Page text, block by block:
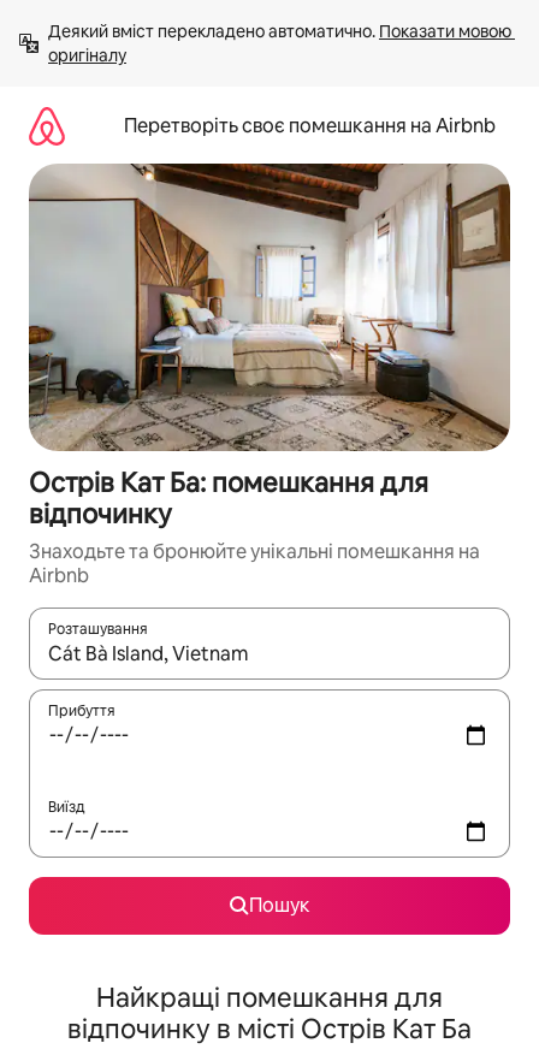
вмісту
Деякий вміст перекладено автоматично. Показати мовою
оригіналу
Перетворіть своє помешкання на Airbnb
Острів Кат Ба: помешкання для
відпочинку
Знаходьте та бронюйте унікальні помешкання на
Airbnb
Розташування
Отримавши результати пошуку, використовуйте для
Прибуття
Виїзд
Пошук
Найкращі помешкання для
відпочинку в місті Острів Кат Ба